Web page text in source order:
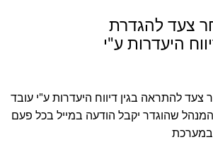
צעד להגדרת
היעדרות ע"י
צעד להתראה בגין דיווח היעדרות ע"י עובד
שהוגדר יקבל הודעה במייל בכל פעם
במערכת